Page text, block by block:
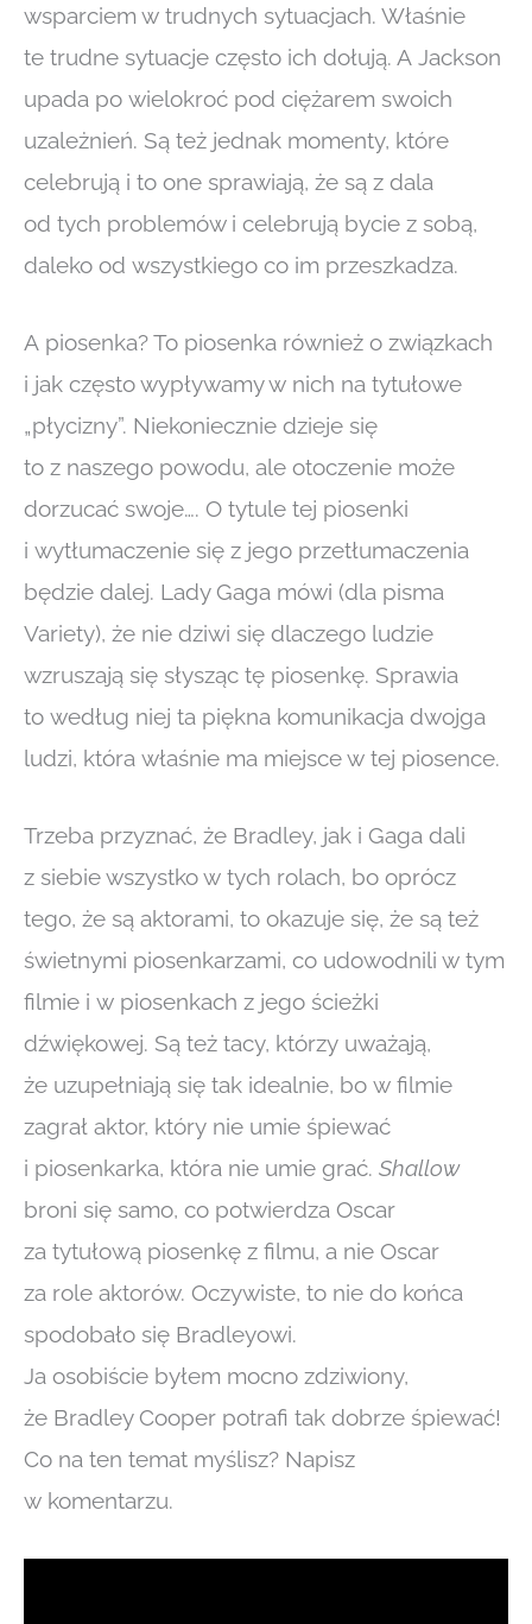
wsparciem w trudnych sytuacjach. Właśnie
te trudne sytuacje często ich dołują. A Jackson
upada po wielokroć pod ciężarem swoich
uzależnień. Są też jednak momenty, które
celebrują i to one sprawiają, że są z dala
od tych problemów i celebrują bycie z sobą,
daleko od wszystkiego co im przeszkadza.
A piosenka? To piosenka również o związkach
i jak często wypływamy w nich na tytułowe
„płycizny”. Niekoniecznie dzieje się
to z naszego powodu, ale otoczenie może
dorzucać swoje…. O tytule tej piosenki
i wytłumaczenie się z jego przetłumaczenia
będzie dalej. Lady Gaga mówi (dla pisma
Variety), że nie dziwi się dlaczego ludzie
wzruszają się słysząc tę piosenkę. Sprawia
to według niej ta piękna komunikacja dwojga
ludzi, która właśnie ma miejsce w tej piosence.
Trzeba przyznać, że Bradley, jak i Gaga dali
z siebie wszystko w tych rolach, bo oprócz
tego, że są aktorami, to okazuje się, że są też
świetnymi piosenkarzami, co udowodnili w tym
filmie i w piosenkach z jego ścieżki
dźwiękowej. Są też tacy, którzy uważają,
że uzupełniają się tak idealnie, bo w filmie
zagrał aktor, który nie umie śpiewać
i piosenkarka, która nie umie grać. Shallow
broni się samo, co potwierdza Oscar
za tytułową piosenkę z filmu, a nie Oscar
za role aktorów. Oczywiste, to nie do końca
spodobało się Bradleyowi.
Ja osobiście byłem mocno zdziwiony,
że Bradley Cooper potrafi tak dobrze śpiewać!
Co na ten temat myślisz? Napisz
w komentarzu.